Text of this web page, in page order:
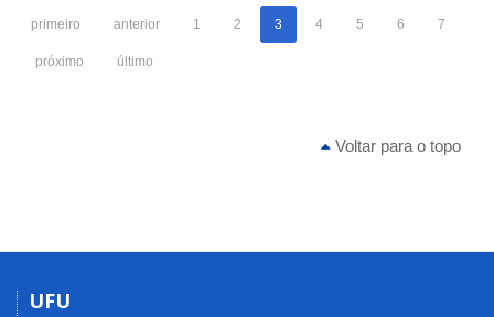
primeiro anterior 1 2 3 4 5 6 7
próximo último
Voltar para o topo
UFU